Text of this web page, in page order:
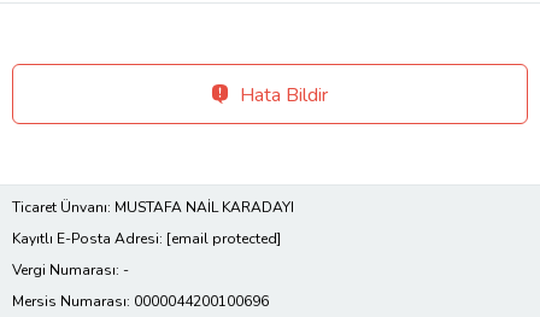
Hata Bildir
Ticaret Ünvanı: MUSTAFA NAİL KARADAYI
Kayıtlı E-Posta Adresi: [email protected]
Vergi Numarası: -
Mersis Numarası: 0000044200100696